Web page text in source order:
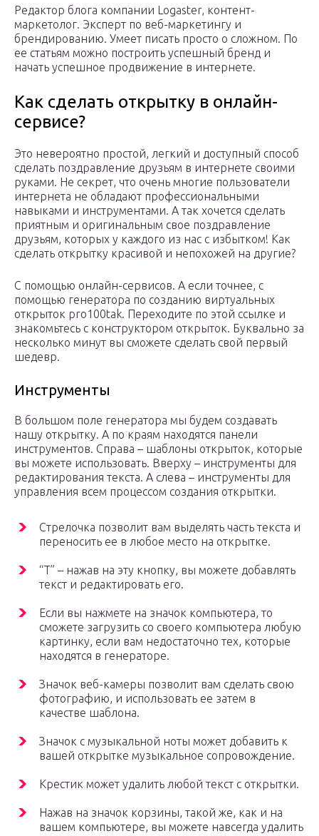
Редактор блога компании Logaster, контент-
маркетолог. Эксперт по веб-маркетингу и
брендированию. Умеет писать просто о сложном. По
ее статьям можно построить успешный бренд и
начать успешное продвижение в интернете.
Как сделать открытку в онлайн-
сервисе?
Это невероятно простой, легкий и доступный способ
сделать поздравление друзьям в интернете своими
руками. Не секрет, что очень многие пользователи
интернета не обладают профессиональными
навыками и инструментами. А так хочется сделать
приятным и оригинальным свое поздравление
друзьям, которых у каждого из нас с избытком! Как
сделать открытку красивой и непохожей на другие?
С помощью онлайн-сервисов. А если точнее, с
помощью генератора по созданию виртуальных
открыток pro100tak. Переходите по этой ссылке и
знакомьтесь с конструктором открыток. Буквально за
несколько минут вы сможете сделать свой первый
шедевр.
Инструменты
В большом поле генератора мы будем создавать
нашу открытку. А по краям находятся панели
инструментов. Справа – шаблоны открыток, которые
вы можете использовать. Вверху – инструменты для
редактирования текста. А слева – инструменты для
управления всем процессом создания открытки.
Стрелочка позволит вам выделять часть текста и
переносить ее в любое место на открытке.
“Т” – нажав на эту кнопку, вы можете добавлять
текст и редактировать его.
Если вы нажмете на значок компьютера, то
сможете загрузить со своего компьютера любую
картинку, если вам недостаточно тех, которые
находятся в генераторе.
Значок веб-камеры позволит вам сделать свою
фотографию, и использовать ее затем в
качестве шаблона.
Значок с музыкальной ноты может добавить к
вашей открытке музыкальное сопровождение.
Крестик может удалить любой текст с открытки.
Нажав на значок корзины, такой же, как и на
вашем компьютере, вы можете навсегда удалить